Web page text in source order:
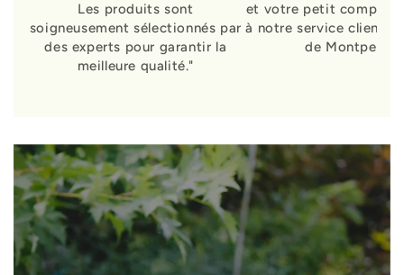
Les produits sont
soigneusement sélectionnés par
des experts pour garantir la
meilleure qualité."
et votre petit
à notre service clients
de Montpellier